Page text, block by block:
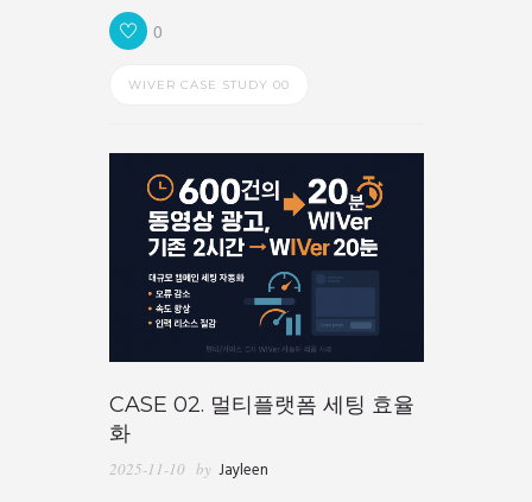
0
WIVER CASE STUDY 00
CASE 02. 멀티플랫폼 세팅 효율
화
2025-11-10 by Jayleen